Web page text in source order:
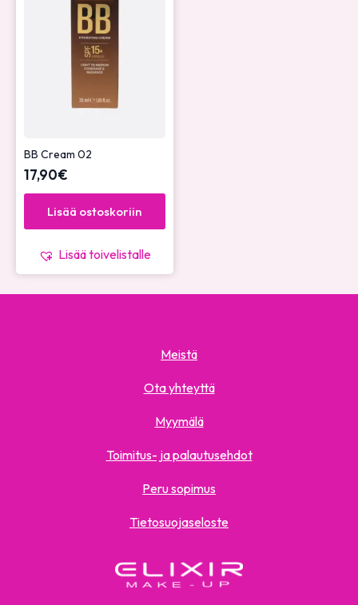
BB Cream 02
17,90€
Lisää ostoskoriin
Lisää toivelistalle
Meistä
Ota yhteyttä
Myymälä
Toimitus- ja palautusehdot
Peru sopimus
Tietosuojaseloste